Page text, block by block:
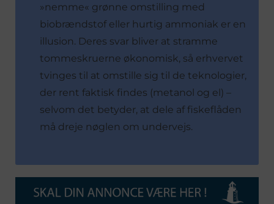
»nemme« grønne omstilling med
biobrændstof eller hurtig ammoniak er en
illusion. Deres svar bliver at stramme
tommeskruerne økonomisk, så erhvervet
tvinges til at omstille sig til de teknologier,
der rent faktisk findes (metanol og el) –
selvom det betyder, at dele af fiskeflåden
må dreje nøglen om undervejs.